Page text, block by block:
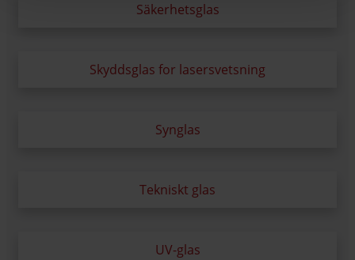
Säkerhetsglas
Skyddsglas for lasersvetsning
Synglas
Tekniskt glas
UV-glas